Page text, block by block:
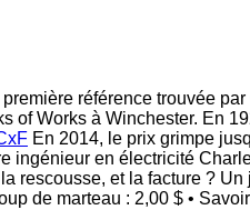
référence trouvée
of Works à Winchester. En
En 2014, le prix grimpe
ingénieur en électricité
rescousse, et la facture ? Un
de marteau : 2,00 $ •